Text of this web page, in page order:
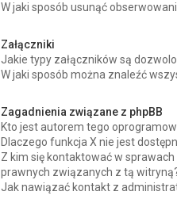
W jaki sposób usunąć
Załączniki
Jakie typy załączników są
W jaki sposób można znaleźć
Zagadnienia związane z phpBB
Kto jest autorem tego
Dlaczego funkcja X nie jest
Z kim się kontaktować w
prawnych związanych z tą
Jak nawiązać kontakt z